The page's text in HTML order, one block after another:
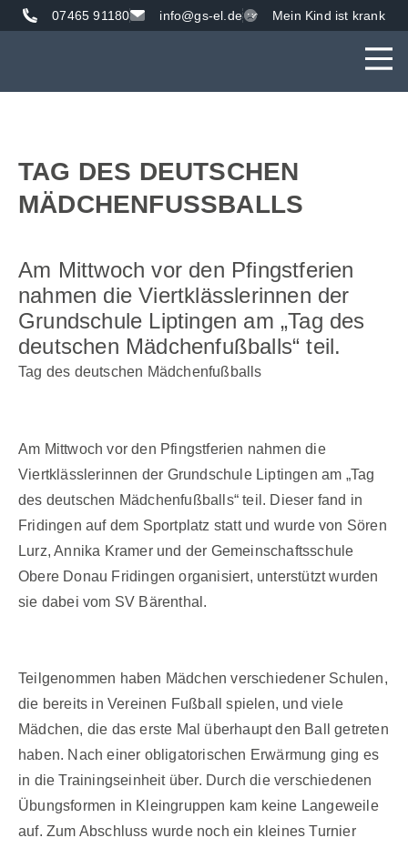
07465 91180 info@gs-el.de Mein Kind ist krank
TAG DES DEUTSCHEN
MÄDCHENFUSSBALLS
Am Mittwoch vor den Pfingstferien
nahmen die Viertklässlerinnen der
Grundschule Liptingen am „Tag des
deutschen Mädchenfußballs“ teil.
Tag des deutschen Mädchenfußballs
Am Mittwoch vor den Pfingstferien nahmen die
Viertklässlerinnen der Grundschule Liptingen am „Tag
des deutschen Mädchenfußballs“ teil. Dieser fand in
Fridingen auf dem Sportplatz statt und wurde von Sören
Lurz, Annika Kramer und der Gemeinschaftsschule
Obere Donau Fridingen organisiert, unterstützt wurden
sie dabei vom SV Bärenthal.
Teilgenommen haben Mädchen verschiedener Schulen,
die bereits in Vereinen Fußball spielen, und viele
Mädchen, die das erste Mal überhaupt den Ball getreten
haben. Nach einer obligatorischen Erwärmung ging es
in die Trainingseinheit über. Durch die verschiedenen
Übungsformen in Kleingruppen kam keine Langeweile
auf. Zum Abschluss wurde noch ein kleines Turnier